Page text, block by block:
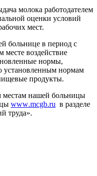
молока работодателем
оценки условий
мест.
больнице в период с
месте воздействие
нормы,
установленным нормам
продукты.
местам нашей больницы
www.mcgb.ru в разделе
труда».